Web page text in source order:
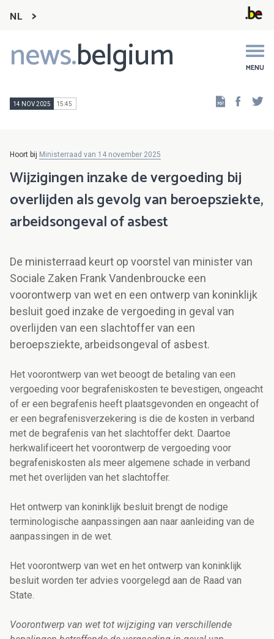
NL
news.belgium MENU
Main
navigation
14 NOV 2025 15:45
Hoort bij Ministerraad van 14 november 2025
Wijzigingen inzake de vergoeding bij
overlijden als gevolg van beroepsziekte,
arbeidsongeval of asbest
De ministerraad keurt op voorstel van minister van
Sociale Zaken Frank Vandenbroucke een
voorontwerp van wet en een ontwerp van koninklijk
besluit goed inzake de vergoeding in geval van
overlijden van een slachtoffer van een
beroepsziekte, arbeidsongeval of asbest.
Het voorontwerp van wet beoogt de betaling van een
vergoeding voor begrafeniskosten te bevestigen, ongeacht
of er een begrafenis heeft plaatsgevonden en ongeacht of
er een begrafenisverzekering is die de kosten in verband
met de begrafenis van het slachtoffer dekt. Daartoe
herkwalificeert het voorontwerp de vergoeding voor
begrafeniskosten als meer algemene schade in verband
met het overlijden van het slachtoffer.
Het ontwerp van koninklijk besluit brengt de nodige
terminologische aanpassingen aan naar aanleiding van de
aanpassingen in de wet.
Het voorontwerp van wet en het ontwerp van koninklijk
besluit worden ter advies voorgelegd aan de Raad van
State.
Voorontwerp van wet tot wijziging van verschillende